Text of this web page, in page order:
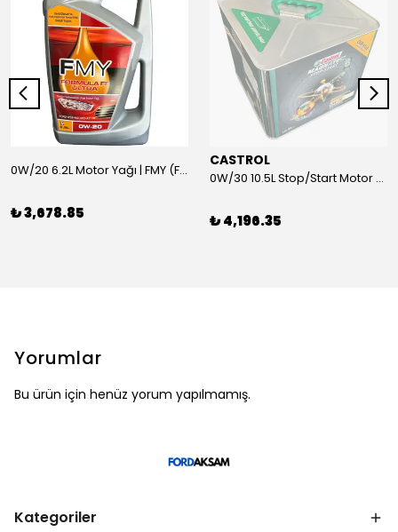
0W/20 6.2L Motor Yağı | FMY (Ford Motor Yağları)
₺ 3,678.85
CASTROL
0W/30 10.5L Stop/Start Motor Yağı | CASTROL
₺ 4,196.35
Yorumlar
Bu ürün için henüz yorum yapılmamış.
Kategoriler